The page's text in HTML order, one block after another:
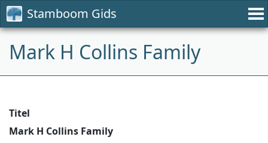
Stamboom Gids
Mark H Collins Family
Titel
Mark H Collins Family